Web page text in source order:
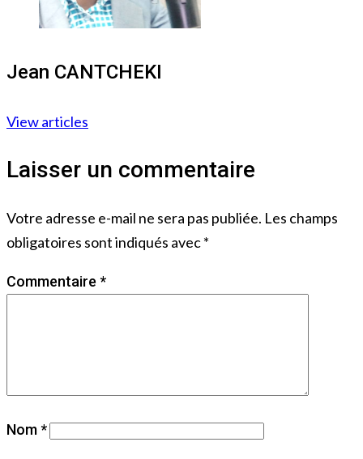
Jean CANTCHEKI
View articles
Laisser un commentaire
Votre adresse e-mail ne sera pas publiée. Les champs
obligatoires sont indiqués avec*
Commentaire *
Nom*